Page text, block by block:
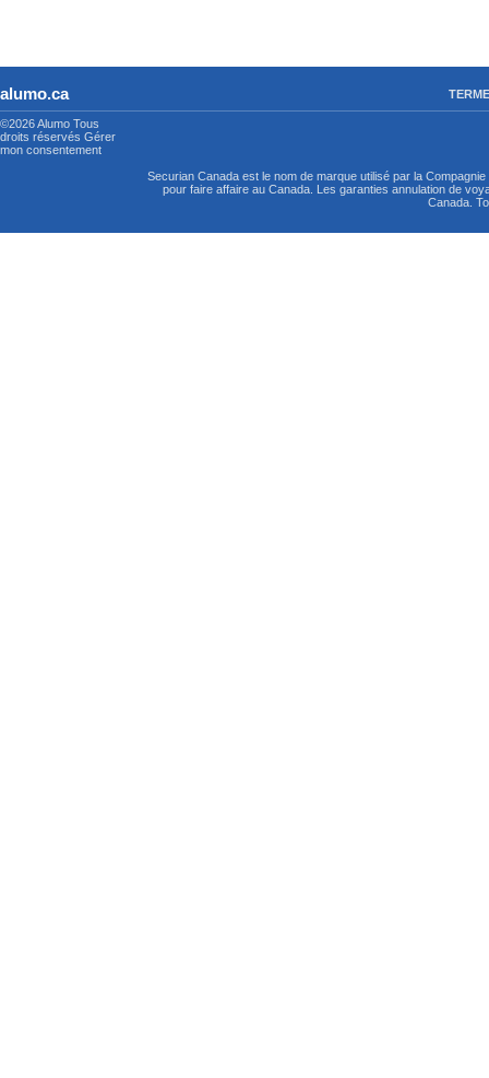
alumo.ca
©2026 Alumo Tous
droits réservés Gérer
mon consentement
Securian Canada est le nom de marque utilisé par la
pour faire affaire au Canada. Les garanties annulation de
Canada.